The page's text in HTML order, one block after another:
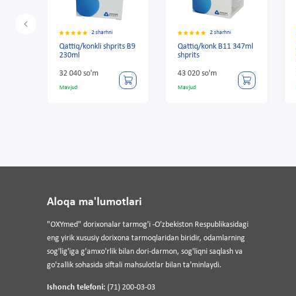
2 sharhni
Qattiq/konkli shprits B9
230ml
32 040 so'm
Mavjud
2 sharhni
Qattiq/konk B11 347ml
shprits
43 020 so'm
Mavjud
Aloqa ma'lumotlari
"OXYmed" dorixonalar tarmog'i -O'zbekiston Respublikasidagi
eng yirik xususiy dorixona tarmoqlaridan biridir, odamlarning
sog'lig'iga g'amxo'rlik bilan dori-darmon, sog'liqni saqlash va
go'zallik sohasida siftali mahsulotlar bilan ta'minlaydi.
Ishonch telefoni: (71) 200-03-03